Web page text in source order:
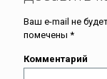
Ваш e-mail не
помечены *
Комментарий